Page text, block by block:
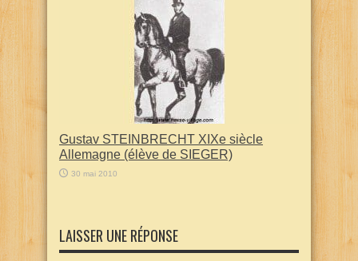
Gustav STEINBRECHT XIXe siècle
Allemagne (élève de SIEGER)
30 mai 2010
LAISSER UNE RÉPONSE